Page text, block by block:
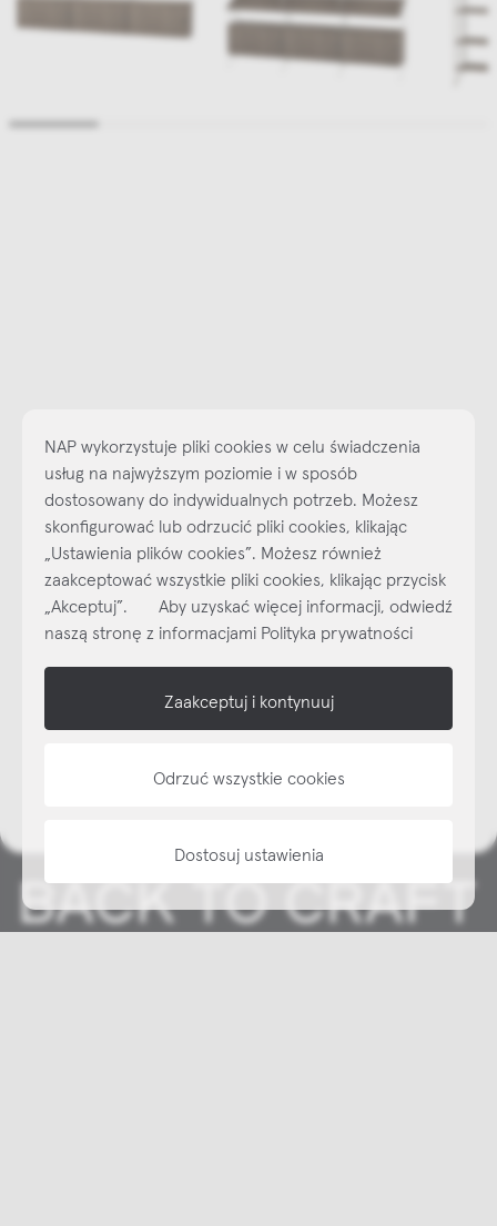
Najlepsze inspiracje i promocje na wyciągnięcie ręki, zapisz się już
dzisiaj do naszego cyklicznego newslettera!
SubskrybujNEWSLETTER
shop online
NAP wykorzystuje pliki cookies w celu świadczenia
usług na najwyższym poziomie i w sposób
dostosowany do indywidualnych potrzeb. Możesz
skonfigurować lub odrzucić pliki cookies, klikając
„Ustawienia plików cookies”. Możesz również
zaakceptować wszystkie pliki cookies, klikając przycisk
„Akceptuj”. Aby uzyskać więcej informacji, odwiedź
naszą stronę z informacjami Polityka prywatności
Zaakceptuj i kontynuuj
Odrzuć wszystkie cookies
Dostosuj ustawienia